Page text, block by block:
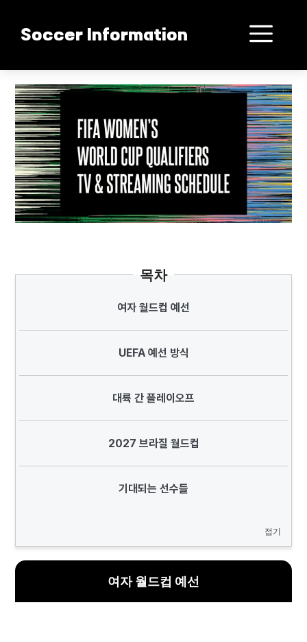
Soccer Information
메
뉴
목차
여자 월드컵 예선
UEFA 예선 방식
대륙 간 플레이오프
2027 브라질 월드컵
기대되는 선수들
접기
여자 월드컵 예선